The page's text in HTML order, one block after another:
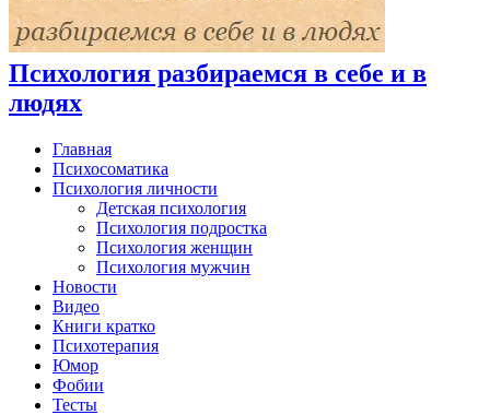
Психология разбираемся в себе и в
людях
Главная
Психосоматика
Психология личности
Детская психология
Психология подростка
Психология женщин
Психология мужчин
Новости
Видео
Книги кратко
Психотерапия
Юмор
Фобии
Тесты